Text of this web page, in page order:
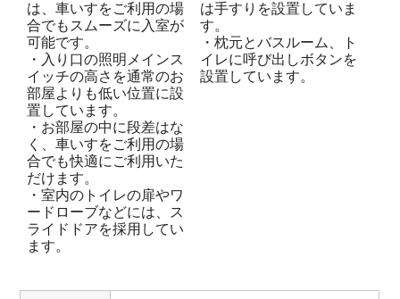
は、車いすをご利用の場
合でもスムーズに入室が
可能です。
・入り口の照明メインス
イッチの高さを通常のお
部屋よりも低い位置に設
置しています。
・お部屋の中に段差はな
く、車いすをご利用の場
合でも快適にご利用いた
だけます。
・室内のトイレの扉やワ
ードローブなどには、ス
ライドドアを採用してい
ます。
は手すりを設置していま
す。
・枕元とバスルーム、ト
イレに呼び出しボタンを
設置しています。